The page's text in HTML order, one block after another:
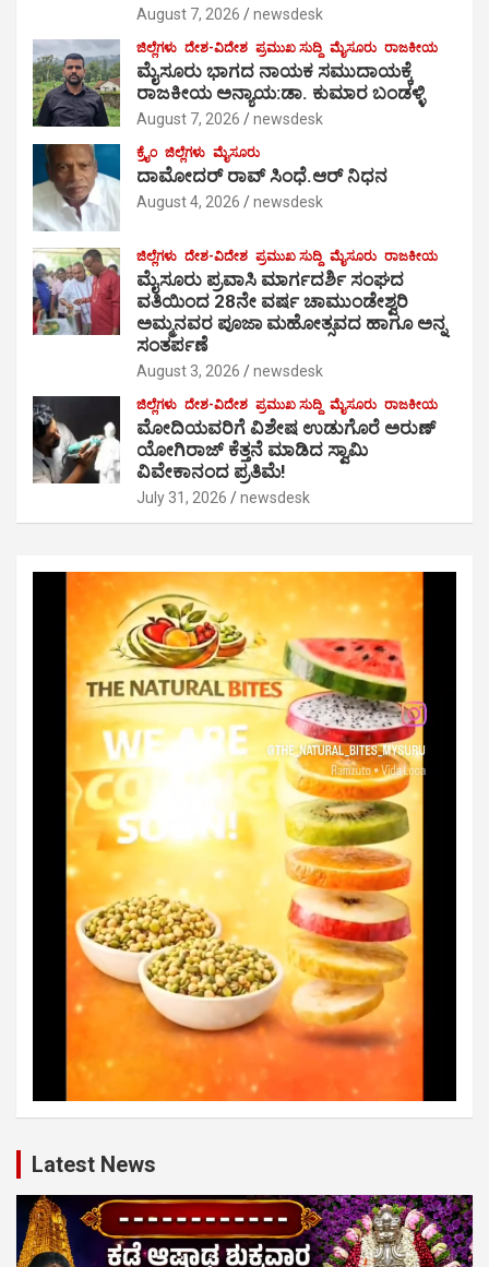
August 7, 2026 newsdesk
ಜಿಲ್ಲೆಗಳು ದೇಶ-ವಿದೇಶ ಪ್ರಮುಖ ಸುದ್ದಿ ಮೈಸೂರು ರಾಜಕೀಯ
ಮೈಸೂರು ಭಾಗದ ನಾಯಕ ಸಮುದಾಯಕ್ಕೆ
ರಾಜಕೀಯ ಅನ್ಯಾಯ:ಡಾ. ಕುಮಾರ ಬಂಡಳ್ಳಿ
August 7, 2026 newsdesk
ಕ್ರೈಂ ಜಿಲ್ಲೆಗಳು ಮೈಸೂರು
ದಾಮೋದರ್ ರಾವ್ ಸಿಂಧೆ.ಆರ್ ನಿಧನ
August 4, 2026 newsdesk
ಜಿಲ್ಲೆಗಳು ದೇಶ-ವಿದೇಶ ಪ್ರಮುಖ ಸುದ್ದಿ ಮೈಸೂರು ರಾಜಕೀಯ
ಮೈಸೂರು ಪ್ರವಾಸಿ ಮಾರ್ಗದರ್ಶಿ ಸಂಘದ
ವತಿಯಿಂದ 28ನೇ ವರ್ಷ ಚಾಮುಂಡೇಶ್ವರಿ
ಅಮ್ಮನವರ ಪೂಜಾ ಮಹೋತ್ಸವದ ಹಾಗೂ ಅನ್ನ
ಸಂತರ್ಪಣೆ
August 3, 2026 newsdesk
ಜಿಲ್ಲೆಗಳು ದೇಶ-ವಿದೇಶ ಪ್ರಮುಖ ಸುದ್ದಿ ಮೈಸೂರು ರಾಜಕೀಯ
ಮೋದಿಯವರಿಗೆ ವಿಶೇಷ ಉಡುಗೊರೆ ಅರುಣ್
ಯೋಗಿರಾಜ್ ಕೆತ್ತನೆ ಮಾಡಿದ ಸ್ವಾಮಿ
ವಿವೇಕಾನಂದ ಪ್ರತಿಮೆ!
July 31, 2026 newsdesk
Latest News